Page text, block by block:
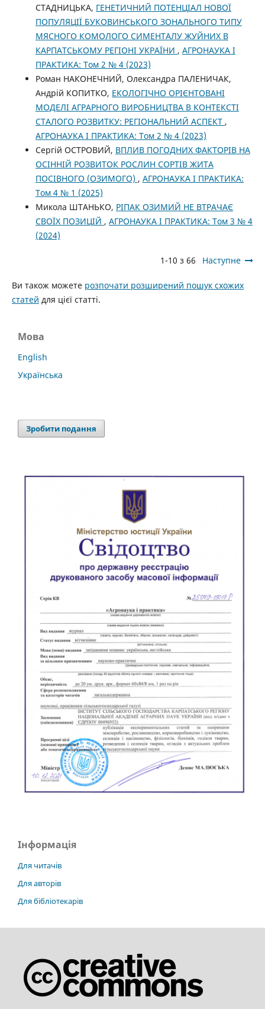
СТАДНИЦЬКА, ГЕНЕТИЧНИЙ ПОТЕНЦІАЛ НОВОЇ
ПОПУЛЯЦІЇ БУКОВИНСЬКОГО ЗОНАЛЬНОГО ТИПУ
МЯСНОГО КОМОЛОГО СИМЕНТАЛУ ЖУЙНИХ В
КАРПАТСЬКОМУ РЕГІОНІ УКРАЇНИ , АГРОНАУКА І
ПРАКТИКА: Том 2 № 4 (2023)
Роман НАКОНЕЧНИЙ, Олександра ПАЛЕНИЧАК,
Андрій КОПИТКО, ЕКОЛОГІЧНО ОРІЄНТОВАНІ
МОДЕЛІ АГРАРНОГО ВИРОБНИЦТВА В КОНТЕКСТІ
СТАЛОГО РОЗВИТКУ: РЕГІОНАЛЬНИЙ АСПЕКТ ,
АГРОНАУКА І ПРАКТИКА: Том 2 № 4 (2023)
Сергій ОСТРОВИЙ, ВПЛИВ ПОГОДНИХ ФАКТОРІВ НА
ОСІННІЙ РОЗВИТОК РОСЛИН СОРТІВ ЖИТА
ПОСІВНОГО (ОЗИМОГО) , АГРОНАУКА І ПРАКТИКА:
Том 4 № 1 (2025)
Микола ШТАНЬКО, РІПАК ОЗИМИЙ НЕ ВТРАЧАЄ
СВОЇХ ПОЗИЦІЙ , АГРОНАУКА І ПРАКТИКА: Том 3 № 4
(2024)
1-10 з 66 Наступне
Ви також можете розпочати розширений пошук схожих
статей для цієї статті.
Мова
English
Українська
Зробити подання
Інформація
Для читачів
Для авторів
Для бібліотекарів